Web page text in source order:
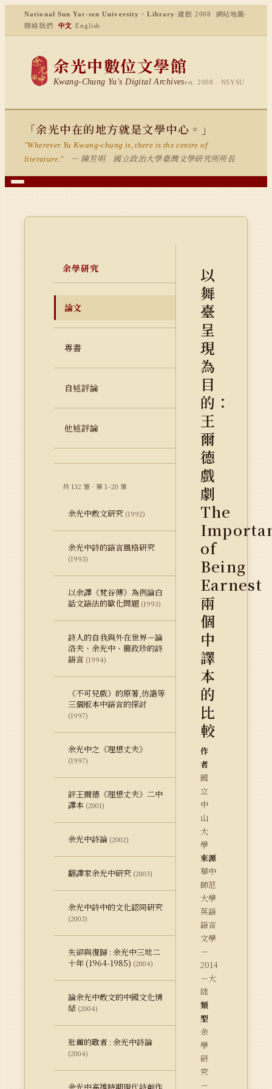
National Sun Yat-sen University · Library ·建館 2008 網站地圖 ·
聯絡我們
中文·English
余光中數位文學館
Kwang-Chung Yu's Digital Archivesest. 2008 · NSYSU
「余光中在的地方就是文學中心。」
"Wherever Yu Kwang-chung is, there is the centre of
literature."
— 陳芳明 國立政治大學臺灣文學研究所所長
余學研究
論文
專書
自述評論
他述評論
共 132 筆 · 第 1–20 筆
余光中散文研究 (1992)
余光中詩的語言風格研究
(1993)
以余譯《梵谷傳》為例論白
話文語法的歐化問題 (1993)
詩人的自我與外在世界－論
洛夫、余光中、簡政珍的詩
語言 (1994)
《不可兒戲》的原著,仿諧等
三個版本中語言的探討
(1997)
余光中之《理想丈夫》
(1997)
評王爾德《理想丈夫》二中
譯本 (2001)
余光中詩論 (2002)
翻譯家余光中研究 (2003)
余光中詩中的文化認同研究
(2003)
失卻與復歸 : 余光中三地二
十年 (1964-1985) (2004)
論余光中散文的中國文化情
結 (2004)
壯麗的歌者 : 余光中詩論
(2004)
以
舞
臺
呈
現
為
目
的：
王
爾
德
戲
劇
The
of
Being
Earnest
兩
個
中
譯
本
的
比
較
作
者
國
立
中
山
大
學
來源
華中
師范
大學
英語
語言
文學
－
2014
－大
陸
類
型
余
學
研
究
－